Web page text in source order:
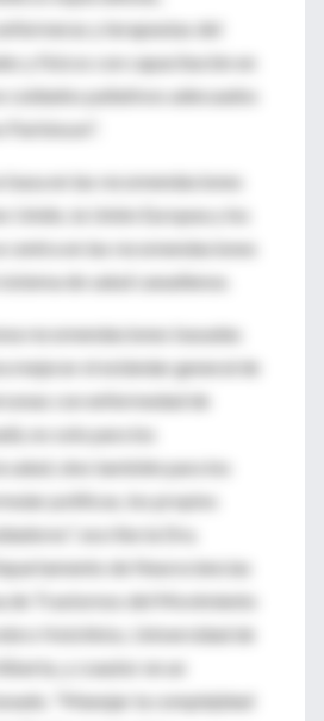
y terapeutas del
y físicos con capacitación en
cuidados paliativos adecuados
basa en las recomendaciones
Unido, la Unión Europea y los
centra en las recomendaciones
de salud canadiense.
recomendaciones basadas
mejorar el estándar general de
con enfermedad de
no solo para los
sino también para los
políticas, los propios
escribe la Dra.
de Neurociencias
de Trastornos del Movimiento
Hotchkiss, Universidad de
y coautor en un
"Manejar la complejidad